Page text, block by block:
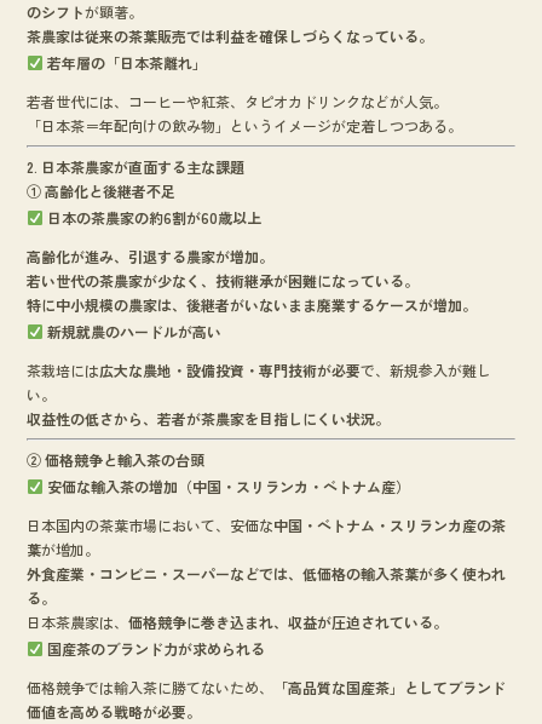
のシフトが顕著。
茶農家は従来の茶葉販売では利益を確保しづらくなっている。
若年層の「日本茶離れ」
若者世代には、コーヒーや紅茶、タピオカドリンクなどが人気。
「日本茶＝年配向けの飲み物」というイメージが定着しつつある。
2. 日本茶農家が直面する主な課題
① 高齢化と後継者不足
日本の茶農家の約6割が60歳以上
高齢化が進み、引退する農家が増加。
若い世代の茶農家が少なく、技術継承が困難になっている。
特に中小規模の農家は、後継者がいないまま廃業するケースが増加。
新規就農のハードルが高い
茶栽培には広大な農地・設備投資・専門技術が必要で、新規参入が難し
い。
収益性の低さから、若者が茶農家を目指しにくい状況。
② 価格競争と輸入茶の台頭
安価な輸入茶の増加（中国・スリランカ・ベトナム産）
日本国内の茶葉市場において、安価な中国・ベトナム・スリランカ産の茶
葉が増加。
外食産業・コンビニ・スーパーなどでは、低価格の輸入茶葉が多く使われ
る。
日本茶農家は、価格競争に巻き込まれ、収益が圧迫されている。
国産茶のブランド力が求められる
価格競争では輸入茶に勝てないため、
「高品質な国産茶」としてブランド
価値を高める戦略が必要。